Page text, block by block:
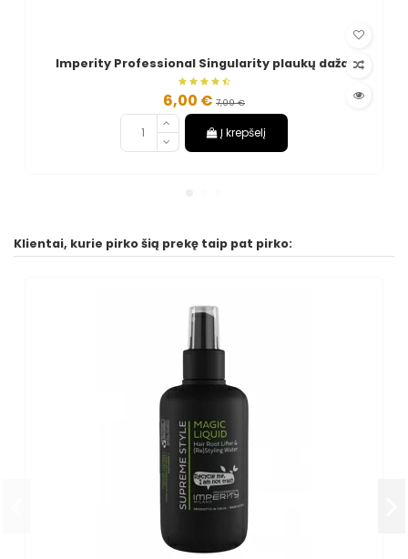
Imperity Professional Singularity plaukų dažai
6,00 € 7,00 €
Į krepšelį
Klientai, kurie pirko šią prekę taip pat pirko: